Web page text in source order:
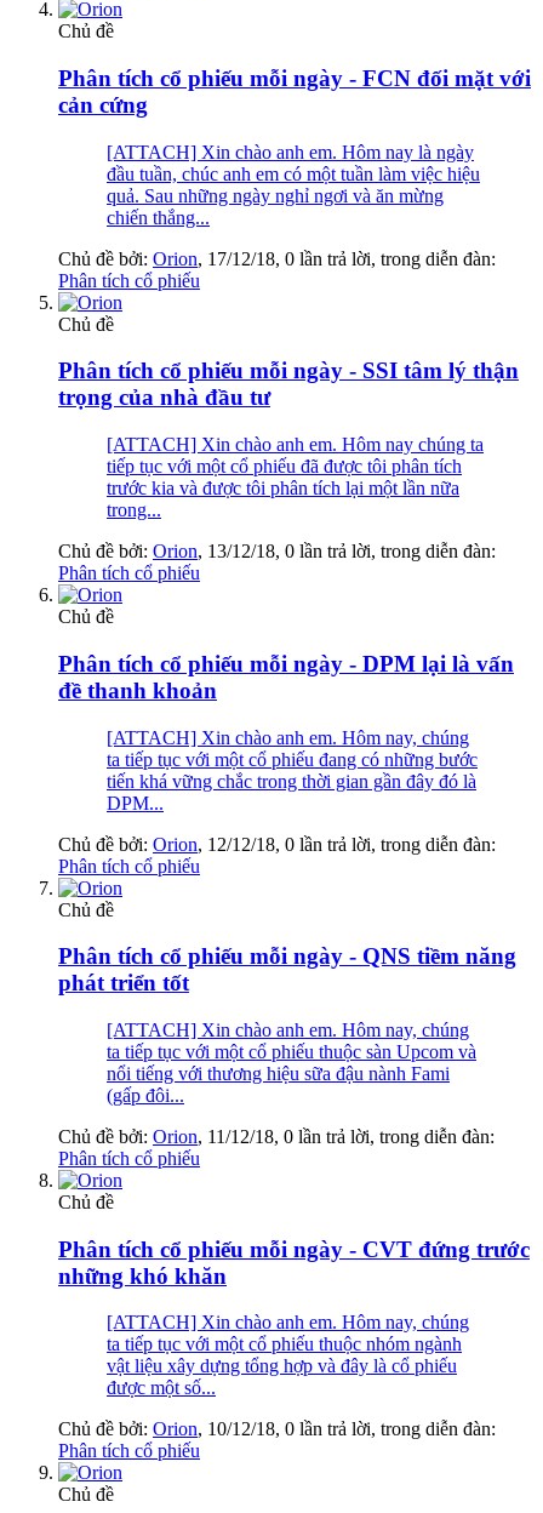
Chủ đề
Phân tích cổ phiếu mỗi ngày - FCN đối mặt với
cản cứng
[ATTACH] Xin chào anh em. Hôm nay là ngày
đầu tuần, chúc anh em có một tuần làm việc hiệu
quả. Sau những ngày nghỉ ngơi và ăn mừng
chiến thắng...
Chủ đề bởi: Orion, 17/12/18, 0 lần trả lời, trong diễn đàn:
Phân tích cổ phiếu
Chủ đề
Phân tích cổ phiếu mỗi ngày - SSI tâm lý thận
trọng của nhà đầu tư
[ATTACH] Xin chào anh em. Hôm nay chúng ta
tiếp tục với một cổ phiếu đã được tôi phân tích
trước kia và được tôi phân tích lại một lần nữa
trong...
Chủ đề bởi: Orion, 13/12/18, 0 lần trả lời, trong diễn đàn:
Phân tích cổ phiếu
Chủ đề
Phân tích cổ phiếu mỗi ngày - DPM lại là vấn
đề thanh khoản
[ATTACH] Xin chào anh em. Hôm nay, chúng
ta tiếp tục với một cổ phiếu đang có những bước
tiến khá vững chắc trong thời gian gần đây đó là
DPM...
Chủ đề bởi: Orion, 12/12/18, 0 lần trả lời, trong diễn đàn:
Phân tích cổ phiếu
Chủ đề
Phân tích cổ phiếu mỗi ngày - QNS tiềm năng
phát triển tốt
[ATTACH] Xin chào anh em. Hôm nay, chúng
ta tiếp tục với một cổ phiếu thuộc sàn Upcom và
nổi tiếng với thương hiệu sữa đậu nành Fami
(gấp đôi...
Chủ đề bởi: Orion, 11/12/18, 0 lần trả lời, trong diễn đàn:
Phân tích cổ phiếu
Chủ đề
Phân tích cổ phiếu mỗi ngày - CVT đứng trước
những khó khăn
[ATTACH] Xin chào anh em. Hôm nay, chúng
ta tiếp tục với một cổ phiếu thuộc nhóm ngành
vật liệu xây dựng tổng hợp và đây là cổ phiếu
được một số...
Chủ đề bởi: Orion, 10/12/18, 0 lần trả lời, trong diễn đàn:
Phân tích cổ phiếu
Chủ đề